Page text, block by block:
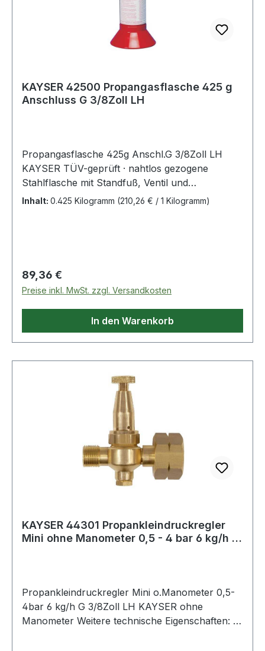
KAYSER 42500 Propangasflasche 425 g
Anschluss G 3/8Zoll LH
Propangasflasche 425g Anschl.G 3/8Zoll LH
KAYSER TÜV-geprüft · nahtlos gezogene
Stahlflasche mit Standfuß, Ventil und
Aufhängehaken · Anschluss G 3/8? LH · vom
Füllung und Umfüllstutzen
Inhalt: 0.425 Kilogramm (210,26 € / 1 Kilogramm)
Regulärer Preis:
89,36 €
Preise inkl. MwSt. zzgl. Versandkosten
In den Warenkorb
KAYSER 44301 Propankleindruckregler
Mini ohne Manometer 0,5 - 4 bar 6 kg/h G
Propankleindruckregler Mini o.Manometer 0,5-
4bar 6 kg/h G 3/8Zoll LH KAYSER ohne
Manometer Weitere technische Eigenschaften: ·